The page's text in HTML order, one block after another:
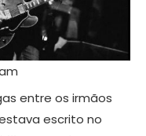
entre os irmãos
escrito no